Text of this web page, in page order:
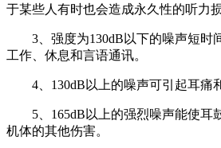
于某些人有时也会造成永久性的听力损
3、强度为130dB以下的噪声短时
工作、休息和言语通讯。
4、130dB以上的噪声可引起耳痛和
5、165dB以上的强烈噪声能使耳
机体的其他伤害。